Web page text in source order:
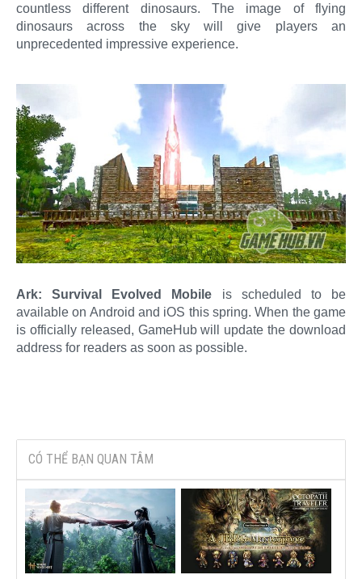
countless different dinosaurs. The image of flying
dinosaurs across the sky will give players an
unprecedented impressive experience.
Ark: Survival Evolved Mobile is scheduled to be
available on Android and iOS this spring. When the game
is officially released, GameHub will update the download
address for readers as soon as possible.
CÓ THỂ BẠN QUAN TÂM